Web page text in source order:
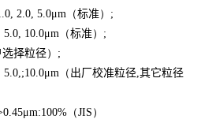
2.0, 5.0μm（标准 ）;
10.0μm（标准 ）;
选择粒径）;
（ 出厂校准粒径,其它粒径
（JIS）